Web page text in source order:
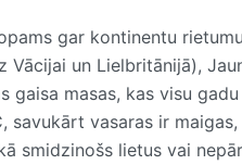
gar kontinentu rietumu
un Lielbritānijā),
gaisa masas, kas visu
savukārt vasaras ir
smidzinošs lietus vai